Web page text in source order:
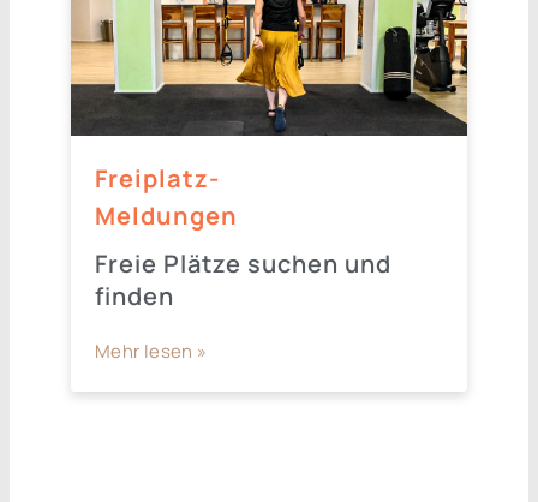
Freiplatz-
Meldungen
Freie Plätze suchen und
finden
Mehr lesen »